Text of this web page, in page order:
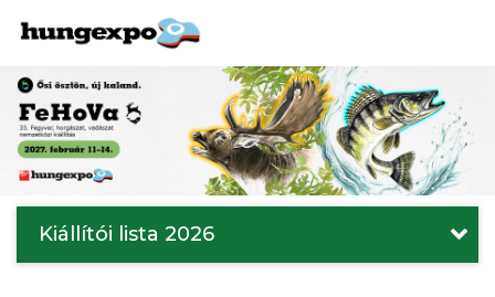
Kiállítói lista 2026